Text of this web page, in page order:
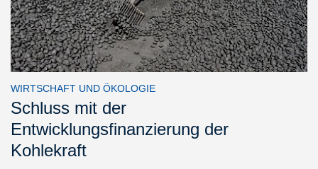
WIRTSCHAFT UND ÖKOLOGIE
Schluss mit der
Entwicklungsfinanzierung der
Kohlekraft